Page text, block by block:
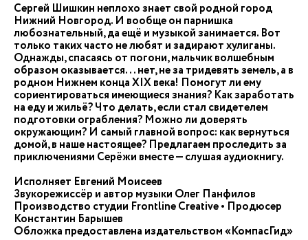
Сергей Шишкин неплохо знает свой родной город
Нижний Новгород. И вообще он парнишка
любознательный, да ещё и музыкой занимается. Вот
только таких часто не любят и задирают хулиганы.
Однажды, спасаясь от погони, мальчик волшебным
образом оказывается... нет, не за тридевять земель, а в
родном Нижнем конца XIX века! Помогут ли ему
сориентироваться имеющиеся знания? Как заработать
на еду и жильё? Что делать, если стал свидетелем
подготовки ограбления? Можно ли доверять
окружающим? И самый главной вопрос: как вернуться
домой, в наше настоящее? Предлагаем проследить за
приключениями Серёжи вместе — слушая аудиокнигу.
Исполняет Евгений Моисеев
Звукорежиссёр и автор музыки Олег Панфилов
Производство студии Frontline Creative • Продюсер
Константин Барышев
Обложка предоставлена издательством «КомпасГид»